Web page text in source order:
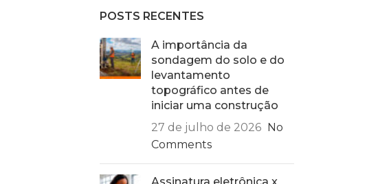
POSTS RECENTES
A importância da
sondagem do solo e do
levantamento
topográfico antes de
iniciar uma construção
27 de julho de 2026 No
Comments